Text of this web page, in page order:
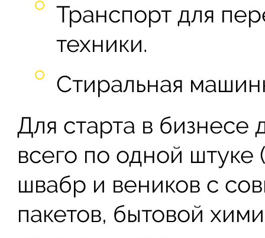
Транспорт для
техники.
Стиральная
Для старта в бизнесе
всего по одной
швабр и веников с
пакетов, бытовой